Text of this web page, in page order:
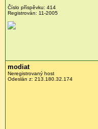
Číslo příspěvku: 414
Registrován: 11-2005
modiat
Neregistrovaný host
Odeslán z: 213.180.32.174